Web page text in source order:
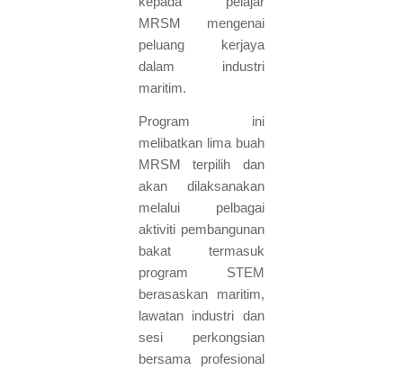
MRSM mengenai
peluang kerjaya
dalam industri
maritim.
Program ini
melibatkan lima buah
MRSM terpilih dan
akan dilaksanakan
melalui pelbagai
aktiviti pembangunan
bakat termasuk
program STEM
berasaskan maritim,
lawatan industri dan
sesi perkongsian
bersama profesional